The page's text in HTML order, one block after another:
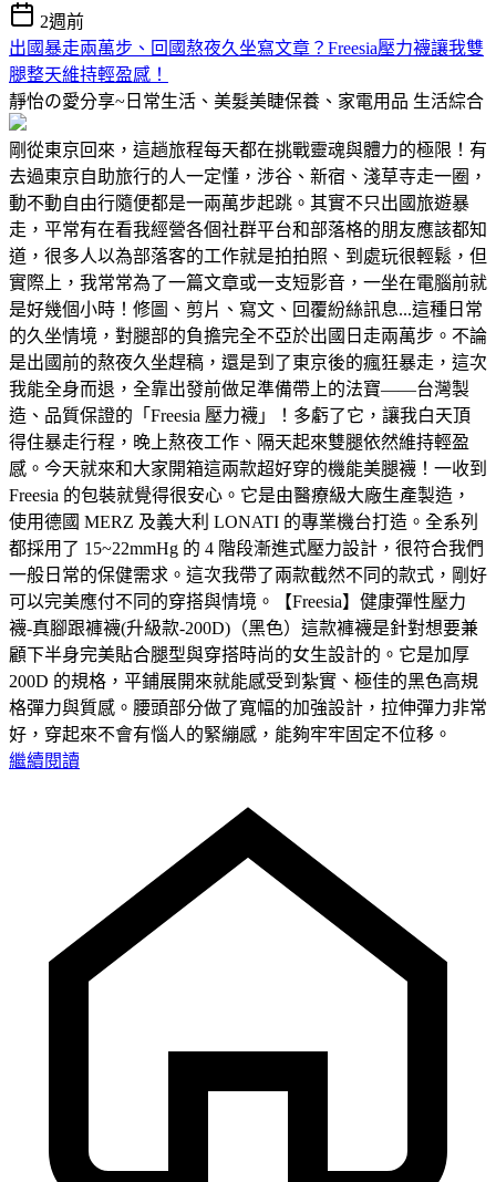
2週前
出國暴走兩萬步、回國熬夜久坐寫文章？Freesia壓力襪讓我雙
腿整天維持輕盈感！
靜怡の愛分享~日常生活、美髮美睫保養、家電用品 生活綜合
剛從東京回來，這趟旅程每天都在挑戰靈魂與體力的極限！有
去過東京自助旅行的人一定懂，涉谷、新宿、淺草寺走一圈，
動不動自由行隨便都是一兩萬步起跳。其實不只出國旅遊暴
走，平常有在看我經營各個社群平台和部落格的朋友應該都知
道，很多人以為部落客的工作就是拍拍照、到處玩很輕鬆，但
實際上，我常常為了一篇文章或一支短影音，一坐在電腦前就
是好幾個小時！修圖、剪片、寫文、回覆紛絲訊息...這種日常
的久坐情境，對腿部的負擔完全不亞於出國日走兩萬步。不論
是出國前的熬夜久坐趕稿，還是到了東京後的瘋狂暴走，這次
我能全身而退，全靠出發前做足準備帶上的法寶——台灣製
造、品質保證的「Freesia 壓力襪」！多虧了它，讓我白天頂
得住暴走行程，晚上熬夜工作、隔天起來雙腿依然維持輕盈
感。今天就來和大家開箱這兩款超好穿的機能美腿襪！一收到
Freesia 的包裝就覺得很安心。它是由醫療級大廠生產製造，
使用德國 MERZ 及義大利 LONATI 的專業機台打造。全系列
都採用了 15~22mmHg 的 4 階段漸進式壓力設計，很符合我們
一般日常的保健需求。這次我帶了兩款截然不同的款式，剛好
可以完美應付不同的穿搭與情境。【Freesia】健康彈性壓力
襪-真腳跟褲襪(升級款-200D)（黑色）這款褲襪是針對想要兼
顧下半身完美貼合腿型與穿搭時尚的女生設計的。它是加厚
200D 的規格，平鋪展開來就能感受到紮實、極佳的黑色高規
格彈力與質感。腰頭部分做了寬幅的加強設計，拉伸彈力非常
好，穿起來不會有惱人的緊繃感，能夠牢牢固定不位移。
繼續閱讀